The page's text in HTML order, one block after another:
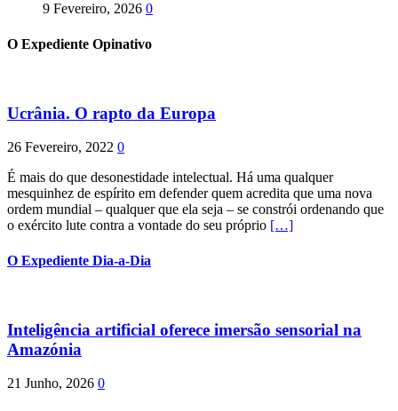
9 Fevereiro, 2026 0
O Expediente Opinativo
Ucrânia. O rapto da Europa
26 Fevereiro, 2022 0
É mais do que desonestidade intelectual. Há uma qualquer
mesquinhez de espírito em defender quem acredita que uma nova
ordem mundial – qualquer que ela seja – se constrói ordenando que
o exército lute contra a vontade do seu próprio […]
O Expediente Dia-a-Dia
Inteligência artificial oferece imersão sensorial na
Amazónia
21 Junho, 2026 0